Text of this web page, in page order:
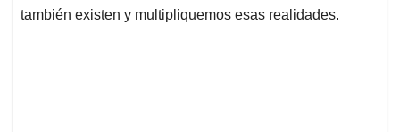
también existen y multipliquemos esas realidades.